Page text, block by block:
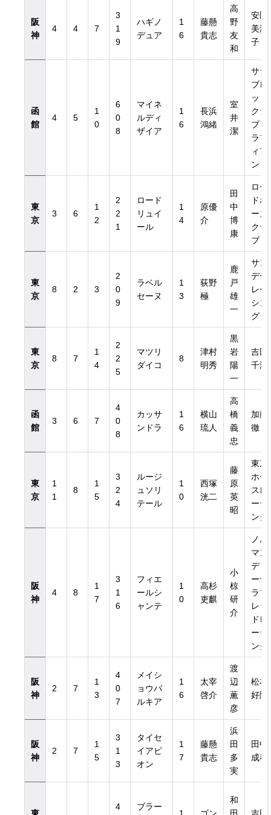
阪
神
4 4 7
3
1
9
ハギノ
デュア
1
6
藤懸
貴志
高
野
友
和
安岡
美津
子
函
館
4 5
1
0
6
0
8
マイネ
ルディ
ザイア
1
6
長浜
鴻緒
室
井
潔
サラ
ブレ
ッド
クラ
ブ・
ラフ
ィア
ン
東
京
3 6
1
2
2
2
1
ロード
リュイ
ール
1
4
原優
介
田
中
博
康
ロー
ドホ
ース
クラ
ブ
東
京
8 2 3
2
0
9
ラベル
セーヌ
1
3
荻野
極
鹿
戸
雄
一
サン
デー
レー
シン
グ
東
京
8 7
1
4
2
2
5
マツリ
ダイコ
8
津村
明秀
黒
岩
陽
一
吉田
千津
函
館
3 6 7
4
0
8
カッサ
ンドラ
1
6
横山
琉人
高
橋
義
忠
加藤
徹
東
京
1
1
8
1
5
3
2
4
ルージ
ュソリ
テール
1
0
西塚
洸二
藤
原
英
昭
東京
ホー
スレ
ーシ
ング
阪
神
4 8
1
7
3
1
6
フィエ
ールシ
ャンテ
1
0
高杉
吏麒
小
椋
研
介
ノル
マン
ディ
ーサ
ラブ
レッ
ドレ
ーシ
ング
阪
神
2 7
1
3
4
0
7
メイシ
ョウバ
ルキア
1
6
太宰
啓介
渡
辺
薫
彦
松本
好隆
阪
神
2 7
1
5
3
1
3
タイセ
イアビ
オン
1
7
藤懸
貴志
浜
田
多
実
田中
成奉
4 ブラー
和